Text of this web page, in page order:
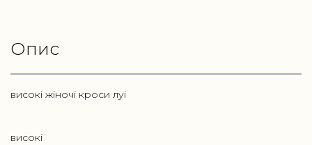
Опис
високі жіночі кроси луі
високі